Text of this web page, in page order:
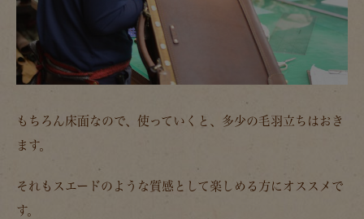
もちろん床面なので、使っていくと、多少の毛羽立ちはおき
ます。
それもスエードのような質感として楽しめる方にオススメで
す。